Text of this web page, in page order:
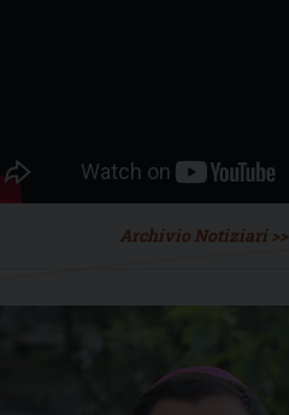
Archivio Notiziari >>